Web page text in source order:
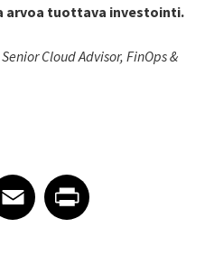
arvoa tuottava investointi.
Cloud Advisor, FinOps &
article on Email
EmailShare article on Print